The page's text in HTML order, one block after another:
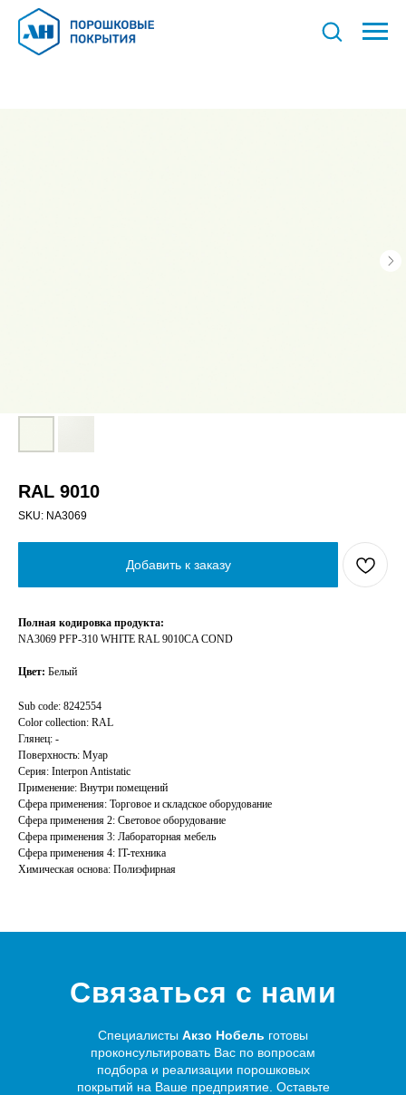
RAL 9010
SKU: NA3069
Добавить к заказу
Полная кодировка продукта:
NA3069 PFP-310 WHITE RAL 9010CA COND
Цвет: Белый
Sub code: 8242554
Color collection: RAL
Глянец: -
Поверхность: Муар
Серия: Interpon Antistatic
Применение: Внутри помещений
Сфера применения: Торговое и складское оборудование
Сфера применения 2: Световое оборудование
Сфера применения 3: Лабораторная мебель
Сфера применения 4: IT-техника
Химическая основа: Полиэфирная
Специалисты Акзо Нобель готовы
проконсультировать Вас по вопросам
подбора и реализации порошковых
покрытий на Ваше предприятие. Оставьте
Связаться с нами